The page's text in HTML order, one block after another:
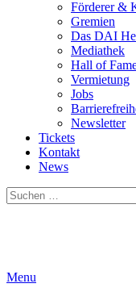
Förderer &
Gremien
Das DAI
Mediathek
Hall of
Vermietung
Jobs
Newsletter
Tickets
Kontakt
News
Suchen
nach:
Menu